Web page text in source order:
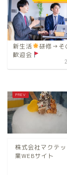
新生活
研修→そ
歓迎会
株式会社マクテ
業WEBサイト